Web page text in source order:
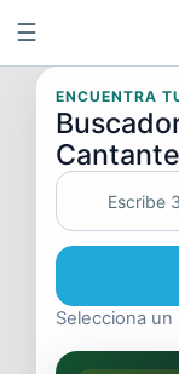
☰
ENCUENTRA
Selecciona